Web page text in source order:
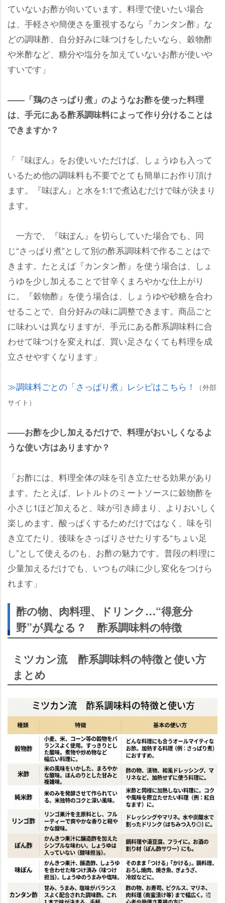
ていないお酢が向いています。料理で使いたい場合
は、手軽さや簡便さを重視するなら『カンタン酢』な
どの調味酢、自分好みに味つけをしたいなら、穀物酢
米酢など、糖分や塩分を加えていないお酢が使い
すいです」
――「鶏のさっぱり煮」のようなお酢を使った料理
は、手元にある酢系調味料によって作り分けることは
できますか？
「『味ぽん』をお使いいただけば、しょうゆも入って
いるため他の調味料も不要でとても簡単にお作り頂け
ます。『味ぽん』と水を1:1で煮込むだけで味が決まり
ます。
一方で、『味ぽん』を切らしていた場合でも、同
じ“さっぱり煮”として別の酢系調味料で作ることはで
きます。たとえば『カンタン酢』を使う場合は、しょ
うゆを少し加えることで甘辛くまろやかな仕上がり
に。『穀物酢』を使う場合は、しょうゆや砂糖を合わ
せることで、自分好みの味に調整できます。商品ごと
に味わいは異なりますが、手元にある酢系調味料に合
わせて味つけを変えれば、買い足さなくても料理を成
立させやすくなります」
調味料ごとの「さっぱり煮」レシピはこちら！
（外部
サイト）
――お酢を少し加えるだけで、料理がおいしくなるよ
うな使い方はありますか？
「お酢には、料理全体の味を引き立たせる効果があり
ます。たとえば、レトルトのミートソースに穀物酢を
小さじ1ほど加えると、味が引き締まり、よりおいしく
楽しめます。酸っぱくするためだけではなく、味を引
き立てたり、後味をさっぱりさせたりする“ちょい足
し”として使えるのも、お酢の魅力です。普段の料理に
少量加えるだけでも、いつもの味に少し変化をつけら
れます」
酢の物、肉料理、ドリンク…“得意分
野”が異なる？ 酢系調味料の特徴
ミツカン流 酢系調味料の特徴と使い方
まとめ